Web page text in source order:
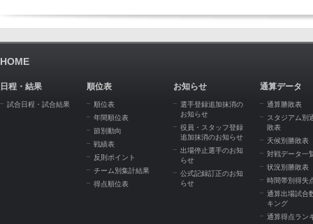
HOME
日程・結果
試合日程・試合結果
順位表
順位表
年間順位表
節別動向
戦績表
反則ポイント
チーム別集計結果
得点順位表
お知らせ
選手登録追加抹消の
お知らせ
役員・スタッフ登録
追加抹消のお知らせ
出場停止選手のお知
らせ
公式記録訂正のお知
らせ
通算データ
通算勝敗表
スタジアム別
敗表
天候別勝敗表
対戦データ一
状況別勝敗表
時間帯別得失
通算出場試合
キング
通算得点ラン